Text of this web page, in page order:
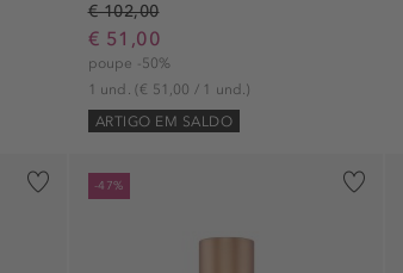
€ 102,00
€ 51,00
poupe -50%
1 und. (€ 51,00 / 1 und.)
ARTIGO EM SALDO
-47%